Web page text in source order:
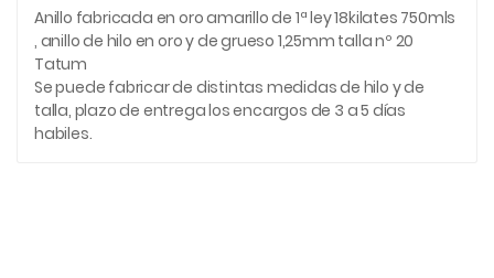
Anillo fabricada en oro amarillo de 1ª ley 18kilates 750mls
, anillo de hilo en oro y de grueso 1,25mm talla nº 20
Tatum
Se puede fabricar de distintas medidas de hilo y de
talla, plazo de entrega los encargos de 3 a 5 días
habiles.